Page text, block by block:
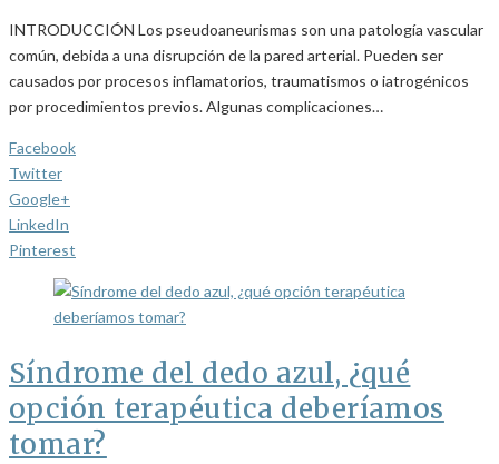
INTRODUCCIÓN Los pseudoaneurismas son una patología vascular
común, debida a una disrupción de la pared arterial. Pueden ser
causados por procesos inflamatorios, traumatismos o iatrogénicos
por procedimientos previos. Algunas complicaciones…
Facebook
Twitter
Google+
LinkedIn
Pinterest
Síndrome del dedo azul, ¿qué
opción terapéutica deberíamos
tomar?